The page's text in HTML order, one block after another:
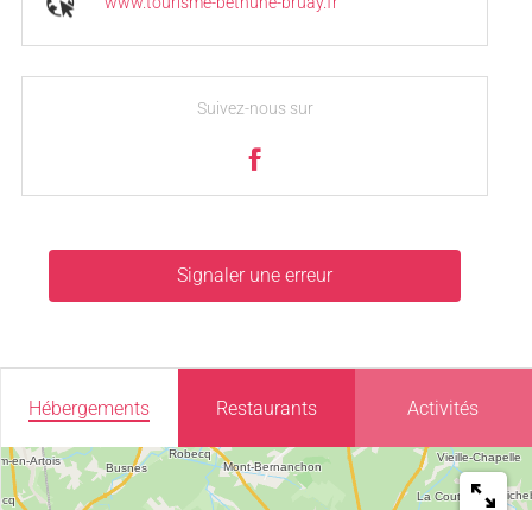
Suivez-nous sur
Signaler une erreur
Hébergements Restaurants Activités